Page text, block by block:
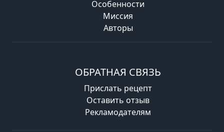
Особенности
Миссия
Авторы
ОБРАТНАЯ СВЯЗЬ
Прислать рецепт
Оставить отзыв
Рекламодателям